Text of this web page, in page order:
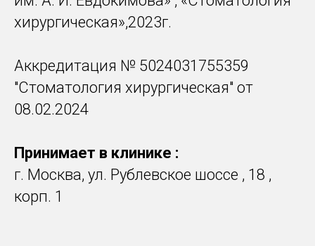
хирургическая»,2023г.
Аккредитация № 5024031755359
"Стоматология хирургическая" от
08.02.2024
Принимает в клинике :
г. Москва, ул. Рублевское шоссе , 18 ,
корп. 1